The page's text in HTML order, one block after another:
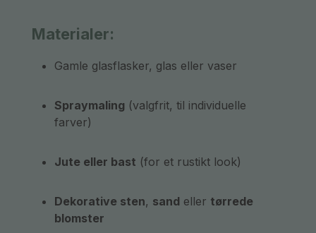
Materialer:
Gamle glasflasker, glas eller vaser
Spraymaling (valgfrit, til individuelle
farver)
Jute eller bast (for et rustikt look)
Dekorative sten, sand eller tørrede
blomster